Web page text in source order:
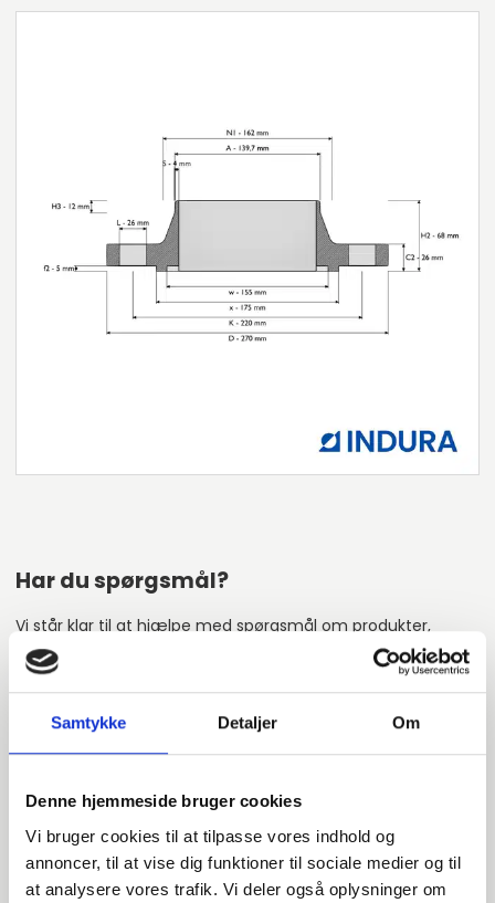
Samtykke Detaljer Om
Denne hjemmeside bruger cookies
Vi bruger cookies til at tilpasse vores indhold og
annoncer, til at vise dig funktioner til sociale medier og til
at analysere vores trafik. Vi deler også oplysninger om
Har du spørgsmål?
Vi står klar til at hjælpe med spørgsmål om produkter,
service eller andet. Kontakt os for professionel rådgivning
og sparring.
+45 97 13 32 44
salg@indura.com